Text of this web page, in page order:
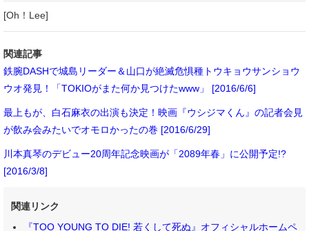
[Oh！Lee]
関連記事
鉄腕DASHで城島リーダー＆山口が絶滅危惧種トウキョウサンショウ
ウオ発見！「TOKIOがまた何か見つけたwww」 [2016/6/6]
最上もが、白石麻衣の出演も決定！映画『ウシジマくん』の記者会見
が飲み会みたいでオモロかったの巻 [2016/6/29]
川本真琴のデビュー20周年記念映画が「2089年春」に公開予定!?
[2016/3/8]
関連リンク
『TOO YOUNG TO DIE! 若くして死ぬ』オフィシャルホームペ